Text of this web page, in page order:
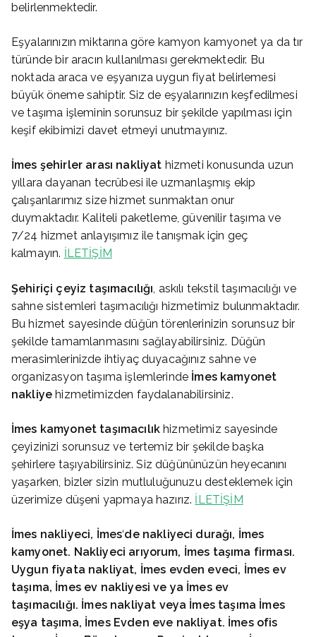
belirlenmektedir.
Eşyalarınızın miktarına göre kamyon kamyonet ya da tır
türünde bir aracın kullanılması gerekmektedir. Bu
noktada araca ve eşyanıza uygun fiyat belirlemesi
büyük öneme sahiptir. Siz de eşyalarınızın keşfedilmesi
ve taşıma işleminin sorunsuz bir şekilde yapılması için
keşif ekibimizi davet etmeyi unutmayınız.
İmes şehirler arası nakliyat hizmeti konusunda uzun
yıllara dayanan tecrübesi ile uzmanlaşmış ekip
çalışanlarımız size hizmet sunmaktan onur
duymaktadır. Kaliteli paketleme, güvenilir taşıma ve
7/24 hizmet anlayışımız ile tanışmak için geç
kalmayın. İLETİŞİM
Şehiriçi çeyiz taşımacılığı, askılı tekstil taşımacılığı ve
sahne sistemleri taşımacılığı hizmetimiz bulunmaktadır.
Bu hizmet sayesinde düğün törenlerinizin sorunsuz bir
şekilde tamamlanmasını sağlayabilirsiniz. Düğün
merasimlerinizde ihtiyaç duyacağınız sahne ve
organizasyon taşıma işlemlerinde İmes kamyonet
nakliye hizmetimizden faydalanabilirsiniz.
İmes kamyonet taşımacılık hizmetimiz sayesinde
çeyizinizi sorunsuz ve tertemiz bir şekilde başka
şehirlere taşıyabilirsiniz. Siz düğününüzün heyecanını
yaşarken, bizler sizin mutluluğunuzu desteklemek için
üzerimize düşeni yapmaya hazırız. İLETİŞİM
İmes nakliyeci, İmes‘de nakliyeci durağı, İmes
kamyonet. Nakliyeci arıyorum, İmes taşıma firması.
Uygun fiyata nakliyat, İmes evden eveci, İmes ev
taşıma, İmes ev nakliyesi ve ya İmes ev
taşımacılığı. İmes nakliyat veya İmes taşıma İmes
eşya taşıma, İmes Evden eve nakliyat. İmes ofis